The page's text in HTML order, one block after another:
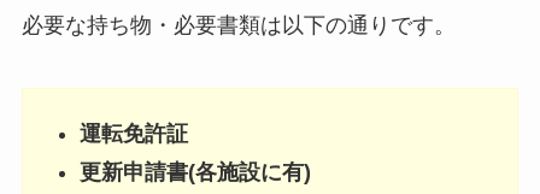
必要な持ち物・必要書類は以下の通りです。
運転免許証
更新申請書(各施設に有)